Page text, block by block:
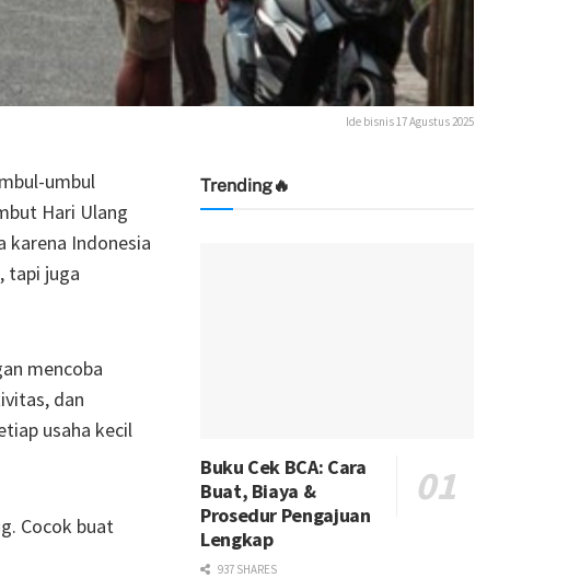
Ide bisnis 17 Agustus 2025
umbul
Hari Ulang
karena Indonesia
tapi juga
mencoba
dan
usaha kecil
Cocok buat
Trending🔥
Buku Cek BCA: Cara
Buat, Biaya &
Prosedur Pengajuan
Lengkap
937 SHARES